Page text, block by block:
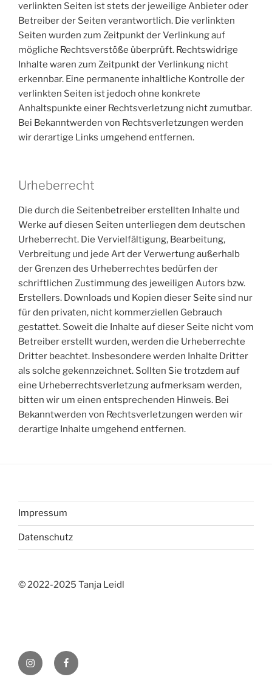
verlinkten Seiten ist stets der jeweilige Anbieter oder
Betreiber der Seiten verantwortlich. Die verlinkten
Seiten wurden zum Zeitpunkt der Verlinkung auf
mögliche Rechtsverstöße überprüft. Rechtswidrige
Inhalte waren zum Zeitpunkt der Verlinkung nicht
erkennbar. Eine permanente inhaltliche Kontrolle der
verlinkten Seiten ist jedoch ohne konkrete
Anhaltspunkte einer Rechtsverletzung nicht zumutbar.
Bei Bekanntwerden von Rechtsverletzungen werden
wir derartige Links umgehend entfernen.
Urheberrecht
Die durch die Seitenbetreiber erstellten Inhalte und
Werke auf diesen Seiten unterliegen dem deutschen
Urheberrecht. Die Vervielfältigung, Bearbeitung,
Verbreitung und jede Art der Verwertung außerhalb
der Grenzen des Urheberrechtes bedürfen der
schriftlichen Zustimmung des jeweiligen Autors bzw.
Erstellers. Downloads und Kopien dieser Seite sind nur
für den privaten, nicht kommerziellen Gebrauch
gestattet. Soweit die Inhalte auf dieser Seite nicht vom
Betreiber erstellt wurden, werden die Urheberrechte
Dritter beachtet. Insbesondere werden Inhalte Dritter
als solche gekennzeichnet. Sollten Sie trotzdem auf
eine Urheberrechtsverletzung aufmerksam werden,
bitten wir um einen entsprechenden Hinweis. Bei
Bekanntwerden von Rechtsverletzungen werden wir
derartige Inhalte umgehend entfernen.
Impressum
Datenschutz
© 2022-2025 Tanja Leidl
InstagramFacebook